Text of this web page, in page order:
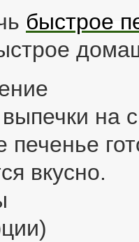
быстрое
на
печенье
вкусно.